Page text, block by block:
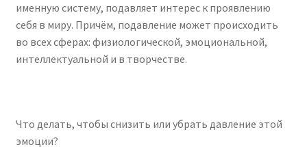
именную систему, подавляет интерес к проявлению
себя в миру. Причём, подавление может происходить
во всех сферах: физиологической, эмоциональной,
интеллектуальной и в творчестве.
Что делать, чтобы снизить или убрать давление этой
эмоции?